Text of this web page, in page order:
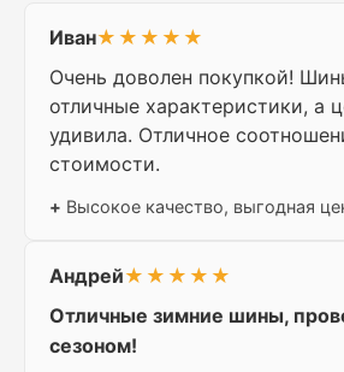
Иван★★★★★
Очень доволен покупкой!
отличные характеристики, а
удивила. Отличное
стоимости.
+ Высокое качество, выгодная
Андрей★★★★★
Отличные зимние шины,
сезоном!